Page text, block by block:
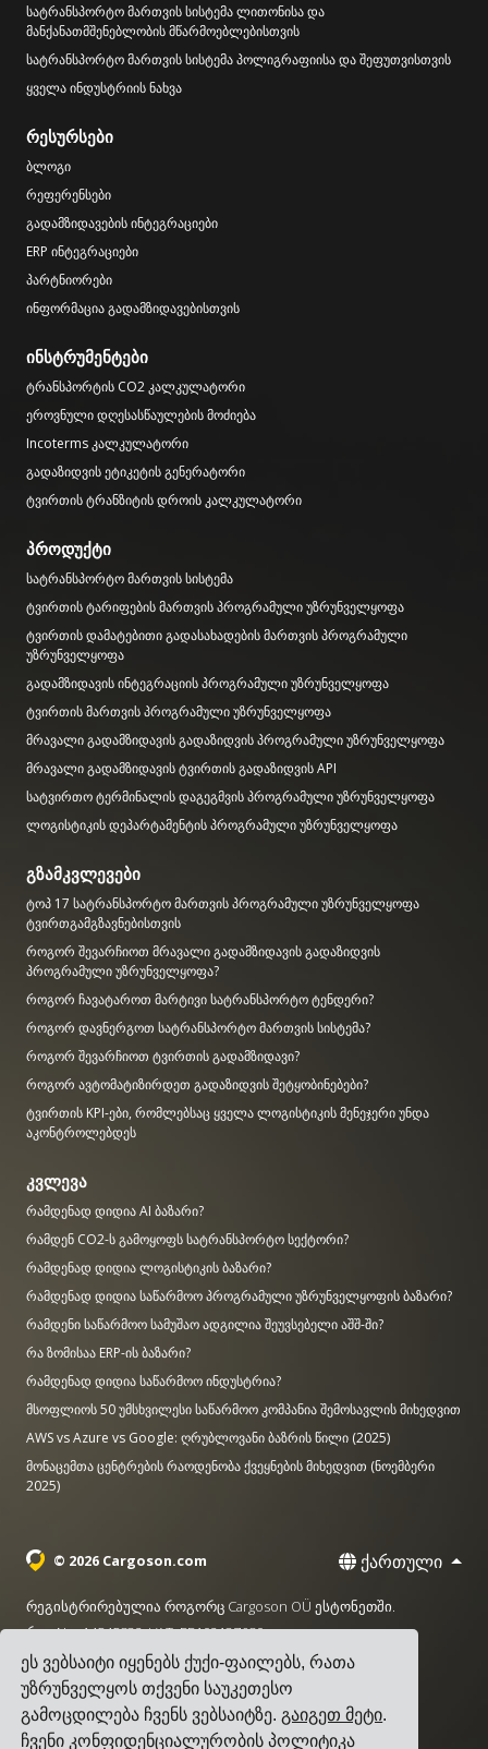
ეს ვებსაიტი იყენებს ქუქი-ფაილებს, რათა
უზრუნველყოს თქვენი საუკეთესო
გამოცდილება ჩვენს ვებსაიტზე. გაიგეთ მეტი.
ჩვენი კონფიდენციალურობის პოლიტიკა
სატრანსპორტო მართვის სისტემა ლითონისა და
მანქანათმშენებლობის მწარმოებლებისთვის
სატრანსპორტო მართვის სისტემა პოლიგრაფიისა და შეფუთვისთვის
ყველა ინდუსტრიის ნახვა
რესურსები
ბლოგი
რეფერენსები
გადამზიდავების ინტეგრაციები
ERP ინტეგრაციები
პარტნიორები
ინფორმაცია გადამზიდავებისთვის
ინსტრუმენტები
ტრანსპორტის CO2 კალკულატორი
ეროვნული დღესასწაულების მოძიება
Incoterms კალკულატორი
გადაზიდვის ეტიკეტის გენერატორი
ტვირთის ტრანზიტის დროის კალკულატორი
პროდუქტი
სატრანსპორტო მართვის სისტემა
ტვირთის ტარიფების მართვის პროგრამული უზრუნველყოფა
ტვირთის დამატებითი გადასახადების მართვის პროგრამული
უზრუნველყოფა
გადამზიდავის ინტეგრაციის პროგრამული უზრუნველყოფა
ტვირთის მართვის პროგრამული უზრუნველყოფა
მრავალი გადამზიდავის გადაზიდვის პროგრამული უზრუნველყოფა
მრავალი გადამზიდავის ტვირთის გადაზიდვის API
სატვირთო ტერმინალის დაგეგმვის პროგრამული უზრუნველყოფა
ლოგისტიკის დეპარტამენტის პროგრამული უზრუნველყოფა
გზამკვლევები
ტოპ 17 სატრანსპორტო მართვის პროგრამული უზრუნველყოფა
ტვირთგამგზავნებისთვის
როგორ შევარჩიოთ მრავალი გადამზიდავის გადაზიდვის
პროგრამული უზრუნველყოფა?
როგორ ჩავატაროთ მარტივი სატრანსპორტო ტენდერი?
როგორ დავნერგოთ სატრანსპორტო მართვის სისტემა?
როგორ შევარჩიოთ ტვირთის გადამზიდავი?
როგორ ავტომატიზირდეთ გადაზიდვის შეტყობინებები?
ტვირთის KPI-ები, რომლებსაც ყველა ლოგისტიკის მენეჯერი უნდა
აკონტროლებდეს
კვლევა
რამდენად დიდია AI ბაზარი?
რამდენ CO2-ს გამოყოფს სატრანსპორტო სექტორი?
რამდენად დიდია ლოგისტიკის ბაზარი?
რამდენად დიდია საწარმოო პროგრამული უზრუნველყოფის ბაზარი?
რამდენი საწარმოო სამუშაო ადგილია შეუვსებელი აშშ-ში?
რა ზომისაა ERP-ის ბაზარი?
რამდენად დიდია საწარმოო ინდუსტრია?
მსოფლიოს 50 უმსხვილესი საწარმოო კომპანია შემოსავლის მიხედვით
AWS vs Azure vs Google: ღრუბლოვანი ბაზრის წილი (2025)
მონაცემთა ცენტრების რაოდენობა ქვეყნების მიხედვით (ნოემბერი
2025)
© 2026 Cargoson.com ქართული
რეგისტრირებულია როგორც Cargoson OÜ ესტონეთში.
რეგ No: 14545832. VAT: EE102137680.
სათაო ოფისი: Pärnu mnt. 141, 11314 ტალინი, ესტონეთი
+372 5555 0028 · hello@cargoson.com